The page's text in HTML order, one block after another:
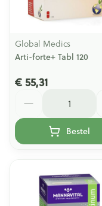
Global Medics
Arti-forte+ Tabl 120
€ 55,31
Bestel